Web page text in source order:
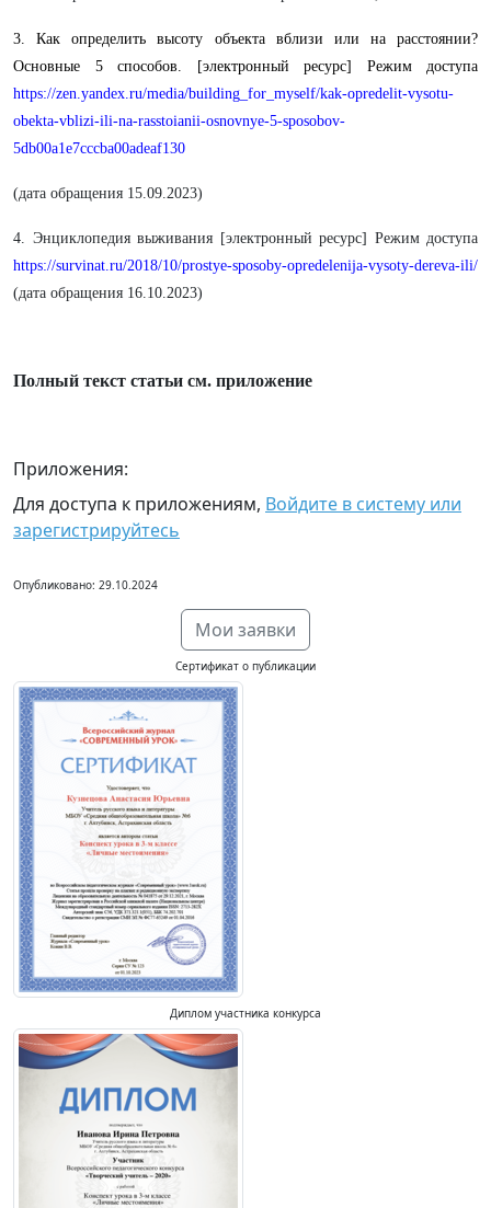
3. Как определить высоту объекта вблизи или на расстоянии?
Основные 5 способов. [электронный ресурс] Режим доступа
https://zen.yandex.ru/media/building_for_myself/kak-opredelit-vysotu-
obekta-vblizi-ili-na-rasstoianii-osnovnye-5-sposobov-
5db00a1e7cccba00adeaf130
(дата обращения 15.09.2023)
4. Энциклопедия выживания [электронный ресурс] Режим доступа
https://survinat.ru/2018/10/prostye-sposoby-opredelenija-vysoty-dereva-ili/
(дата обращения 16.10.2023)
Полный текст статьи см. приложение
Приложения:
Для доступа к приложениям, Войдите в систему или
зарегистрируйтесь
Опубликовано: 29.10.2024
Мои заявки
Сертификат о публикации
Диплом участника конкурса